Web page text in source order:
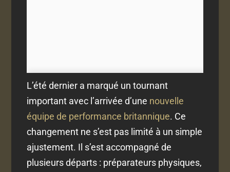
L’été dernier a marqué un tournant
important avec l’arrivée d’une nouvelle
équipe de performance britannique. Ce
changement ne s’est pas limité à un simple
ajustement. Il s’est accompagné de
plusieurs départs : préparateurs physiques,